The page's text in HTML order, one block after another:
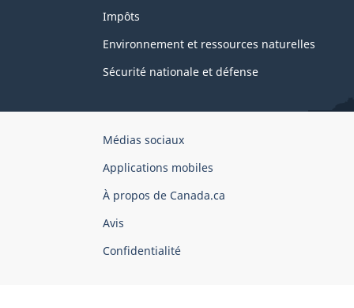
Impôts
Environnement et ressources naturelles
Sécurité nationale et défense
Organisation
gouvernement
du
Canada
Médias sociaux
Applications mobiles
À propos de Canada.ca
Avis
Confidentialité